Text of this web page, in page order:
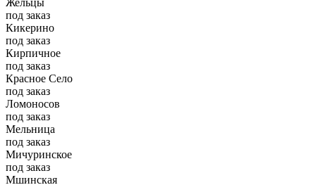
Жельцы
под заказ
Кикерино
под заказ
Кирпичное
под заказ
Красное Село
под заказ
Ломоносов
под заказ
Мельница
под заказ
Мичуринское
под заказ
Мшинская